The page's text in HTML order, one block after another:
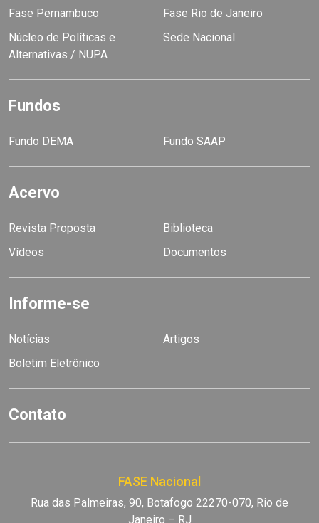
Fase Pernambuco
Fase Rio de Janeiro
Núcleo de Políticas e
Alternativas / NUPA
Sede Nacional
Fundos
Fundo DEMA Fundo SAAP
Acervo
Revista Proposta
Biblioteca
Vídeos
Documentos
Informe-se
Notícias
Artigos
Boletim Eletrônico
Contato
FASE Nacional
Rua das Palmeiras, 90, Botafogo 22270-070, Rio de
Janeiro – RJ